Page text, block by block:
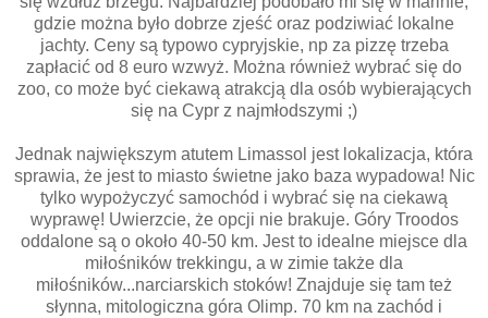
gdzie można było dobrze zjeść oraz podziwiać lokalne
jachty. Ceny są typowo cypryjskie, np za pizzę trzeba
zapłacić od 8 euro wzwyż. Można również wybrać się do
zoo, co może być ciekawą atrakcją dla osób wybierających
się na Cypr z najmłodszymi ;)
Jednak największym atutem Limassol jest lokalizacja, która
sprawia, że jest to miasto świetne jako baza wypadowa! Nic
tylko wypożyczyć samochód i wybrać się na ciekawą
wyprawę! Uwierzcie, że opcji nie brakuje. Góry Troodos
oddalone są o około 40-50 km. Jest to idealne miejsce dla
miłośników trekkingu, a w zimie także dla
miłośników...narciarskich stoków! Znajduje się tam też
słynna, mitologiczna góra Olimp. 70 km na zachód i